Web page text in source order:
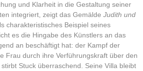
und Klarheit in die Gestaltung seiner
integriert, zeigt das Gemälde Judith und
charakteristisches Beispiel seines
es die Hingabe des Künstlers an das
an beschäftigt hat: der Kampf der
Frau durch ihre Verführungskraft über den
Stuck überraschend. Seine Villa bleibt